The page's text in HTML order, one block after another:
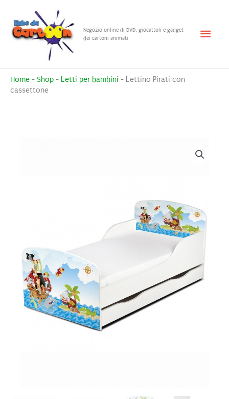
contenuto
Negozio online di DVD, giocattoli e gadget
dei cartoni animati
Menu
Home - Shop - Letti per bambini - Lettino Pirati con
cassettone